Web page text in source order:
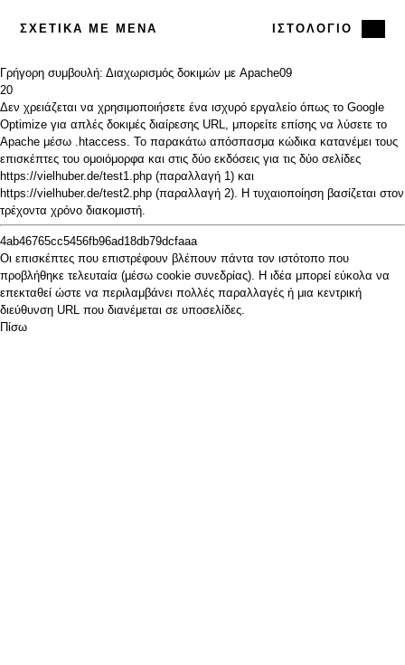
ΣΧΕΤΙΚΆ ΜΕ ΜΈΝΑ ΙΣΤΟΛΌΓΙΟ
Γρήγορη συμβουλή: Διαχωρισμός δοκιμών με Apache09
20
Δεν χρειάζεται να χρησιμοποιήσετε ένα ισχυρό εργαλείο όπως το Google
Optimize για απλές δοκιμές διαίρεσης URL, μπορείτε επίσης να λύσετε το
Apache μέσω .htaccess. Το παρακάτω απόσπασμα κώδικα κατανέμει τους
επισκέπτες του ομοιόμορφα και στις δύο εκδόσεις για τις δύο σελίδες
https://vielhuber.de/test1.php (παραλλαγή 1) και
https://vielhuber.de/test2.php (παραλλαγή 2). Η τυχαιοποίηση βασίζεται στον
τρέχοντα χρόνο διακομιστή.
4ab46765cc5456fb96ad18db79dcfaaa
Οι επισκέπτες που επιστρέφουν βλέπουν πάντα τον ιστότοπο που
προβλήθηκε τελευταία (μέσω cookie συνεδρίας). Η ιδέα μπορεί εύκολα να
επεκταθεί ώστε να περιλαμβάνει πολλές παραλλαγές ή μια κεντρική
διεύθυνση URL που διανέμεται σε υποσελίδες.
Πίσω